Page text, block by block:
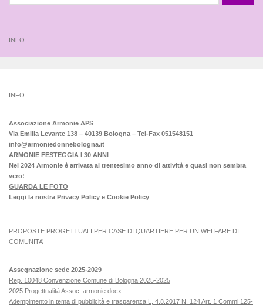
INFO
INFO
Associazione Armonie APS
Via Emilia Levante 138 – 40139 Bologna – Tel-Fax 051548151
info@armoniedonnebologna.it
ARMONIE FESTEGGIA I 30 ANNI
Nel 2024 Armonie è arrivata al trentesimo anno di attività e quasi non sembra
vero!
GUARDA LE FOTO
Leggi la nostra Privacy Policy e Cookie Policy
PROPOSTE PROGETTUALI PER CASE DI QUARTIERE PER UN WELFARE DI
COMUNITA’
Assegnazione sede 2025-2029
Rep. 10048 Convenzione Comune di Bologna 2025-2025
2025 Progettualità Assoc. armonie.docx
Adempimento in tema di pubblicità e trasparenza L, 4.8.2017 N. 124 Art. 1 Commi 125-